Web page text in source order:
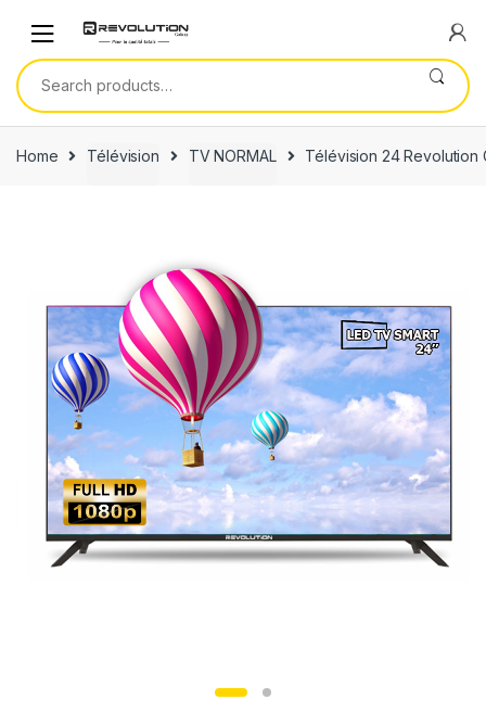
navigation
content
Search
for:
Home Télévision TV NORMAL Télévision 24 Revolution